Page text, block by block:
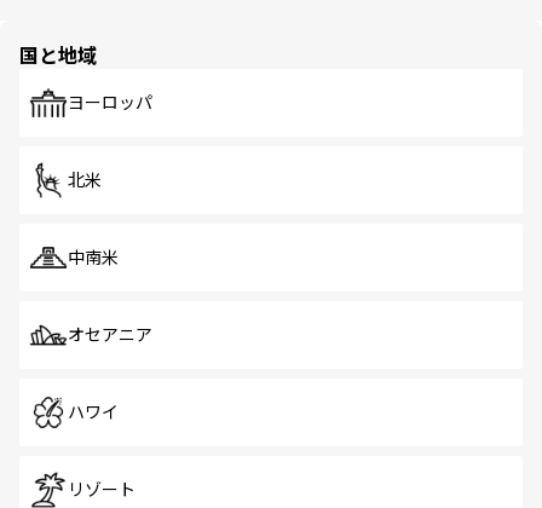
で、ホーカーズは地元の風情を楽しめる外せないスポット
国と地域
ヨーロッパ
北米
中南米
オセアニア
ハワイ
リゾート